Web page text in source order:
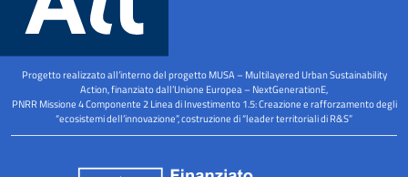
k
-
s
q
u
m
Progetto realizzato all’interno del progetto MUSA – Multilayered Urban Sustainability
Action, finanziato dall’Unione Europea – NextGenerationE,
PNRR Missione 4 Componente 2 Linea di Investimento 1.5: Creazione e rafforzamento degli
“ecosistemi dell’innovazione”, costruzione di “leader territoriali di R&S”